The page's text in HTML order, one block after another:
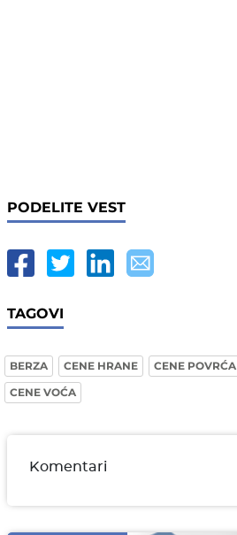
PODELITE VEST
TAGOVI
BERZA CENE HRANE CENE POVRĆA
CENE VOĆA
Komentari